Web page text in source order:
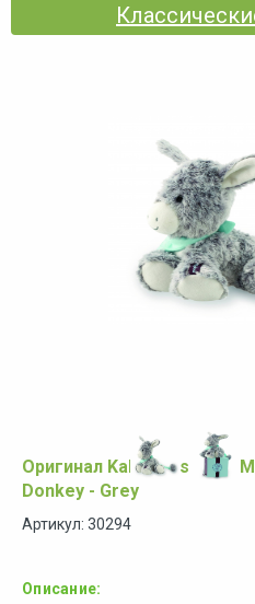
Оригинал Kaloo Les Amis
Donkey - Grey
Артикул: 30294
Описание: